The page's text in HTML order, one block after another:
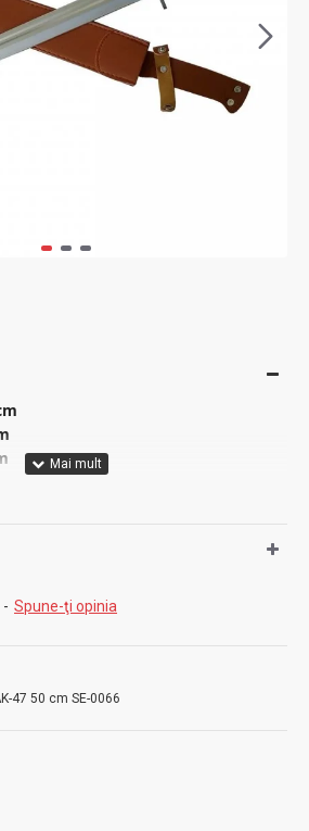
C
nu este atasat, ci provine din
- Spune-ţi opinia
47 50 cm SE-0066